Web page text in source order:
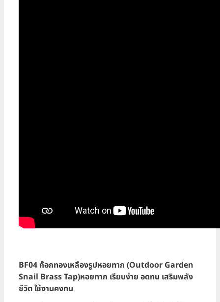
BF04 ก๊อกทองเหลืองรูปหอยทาก (Outdoor Garden
Snail Brass Tap)หอยทาก เรียบง่าย อดทน เสริมพลัง
ชีวิต ใช้งานคงทน